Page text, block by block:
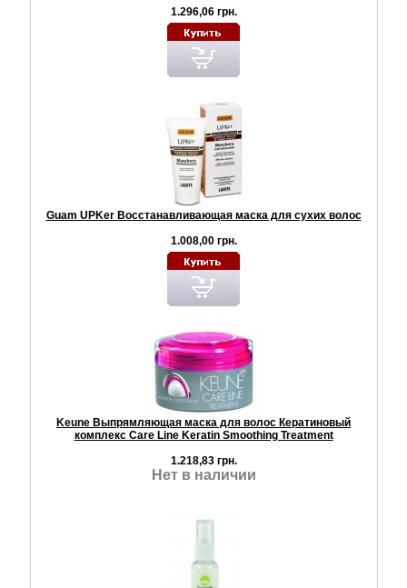
1.296,06 грн.
Guam UPKer Восстанавливающая маска для сухих волос
1.008,00 грн.
Keune Выпрямляющая маска для волос Кератиновый
комплекс Care Line Keratin Smoothing Treatment
1.218,83 грн.
Нет в наличии